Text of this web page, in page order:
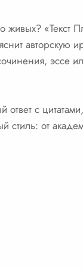
живых? «Текст
авторскую
эссе
с
стиль: от